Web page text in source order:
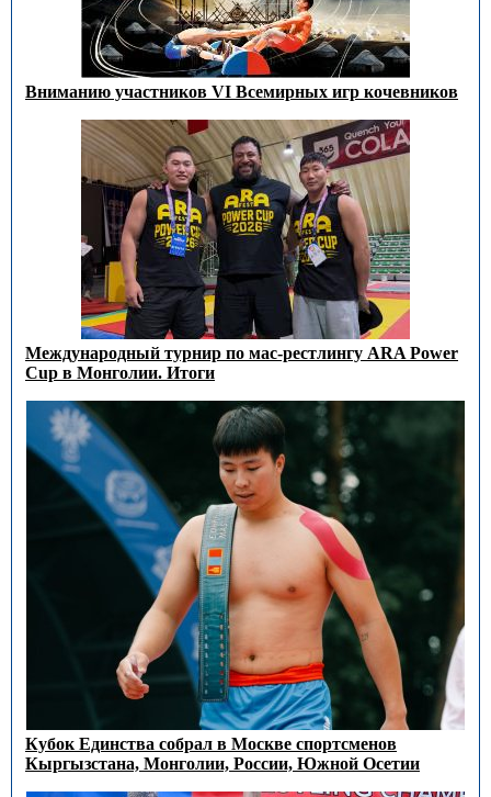
Вниманию участников VI Всемирных игр кочевников
Международный турнир по мас-рестлингу ARA Power
Cup в Монголии. Итоги
Кубок Единства собрал в Москве спортсменов
Кыргызстана, Монголии, России, Южной Осетии